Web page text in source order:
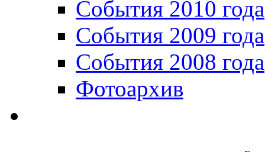
События 2010 года
События 2009 года
События 2008 года
Фотоархив